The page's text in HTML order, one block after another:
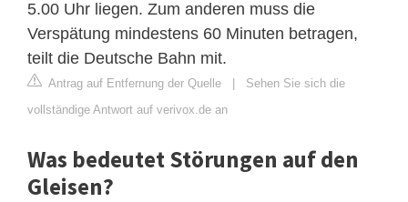
5.00 Uhr liegen. Zum anderen muss die
Verspätung mindestens 60 Minuten betragen,
teilt die Deutsche Bahn mit.
Antrag auf Entfernung der Quelle | Sehen Sie sich die
vollständige Antwort auf verivox.de an
Was bedeutet Störungen auf den
Gleisen?